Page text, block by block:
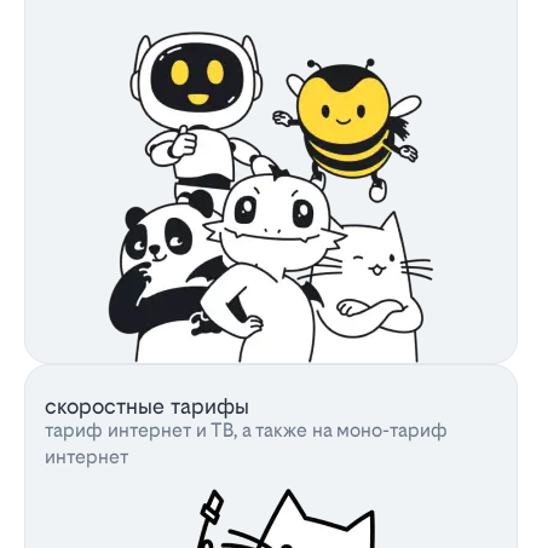
скоростные тарифы
тариф интернет и ТВ, а также на моно-тариф
интернет